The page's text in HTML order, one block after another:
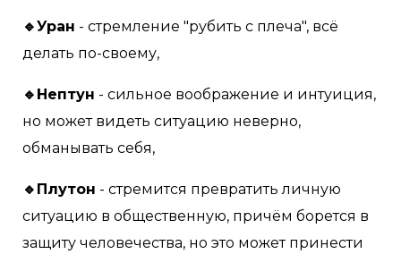
🔹Уран - стремление "рубить с плеча", всё
делать по-своему,
🔹Нептун - сильное воображение и интуиция,
но может видеть ситуацию неверно,
обманывать себя,
🔹Плутон - стремится превратить личную
ситуацию в общественную, причём борется в
защиту человечества, но это может принести